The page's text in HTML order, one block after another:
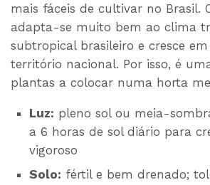
mais fáceis de cultivar no Brasil.
adapta-se muito bem ao clima
subtropical brasileiro e cresce
território nacional. Por isso, é
plantas a colocar numa horta
Luz: pleno sol ou meia-
a 6 horas de sol diário para
vigoroso
Solo: fértil e bem drenado;